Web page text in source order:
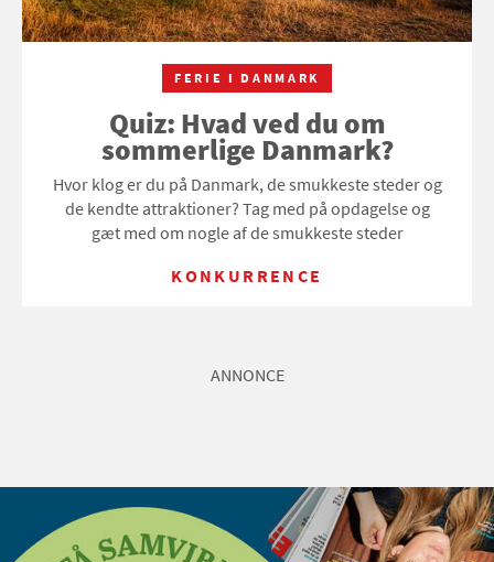
FERIE I DANMARK
Quiz: Hvad ved du om
sommerlige Danmark?
Hvor klog er du på Danmark, de smukkeste steder og
de kendte attraktioner? Tag med på opdagelse og
gæt med om nogle af de smukkeste steder
KONKURRENCE
ANNONCE